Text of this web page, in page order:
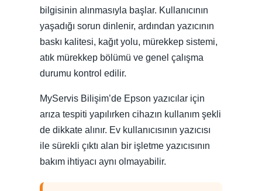
bilgisinin alınmasıyla başlar. Kullanıcının
yaşadığı sorun dinlenir, ardından yazıcının
baskı kalitesi, kağıt yolu, mürekkep sistemi,
atık mürekkep bölümü ve genel çalışma
durumu kontrol edilir.
MyServis Bilişim’de Epson yazıcılar için
arıza tespiti yapılırken cihazın kullanım şekli
de dikkate alınır. Ev kullanıcısının yazıcısı
ile sürekli çıktı alan bir işletme yazıcısının
bakım ihtiyacı aynı olmayabilir.